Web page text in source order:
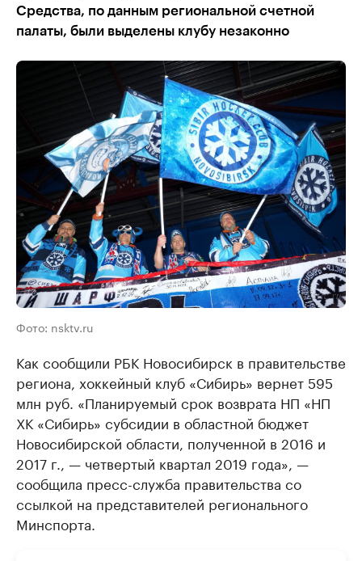
Средства, по данным региональной счетной
палаты, были выделены клубу незаконно
Фото: nsktv.ru
Как сообщили РБК Новосибирск в правительстве
региона, хоккейный клуб «Сибирь» вернет 595
млн руб. «Планируемый срок возврата НП «НП
ХК «Сибирь» субсидии в областной бюджет
Новосибирской области, полученной в 2016 и
2017 г., — четвертый квартал 2019 года», —
сообщила пресс-служба правительства со
ссылкой на представителей регионального
Минспорта.